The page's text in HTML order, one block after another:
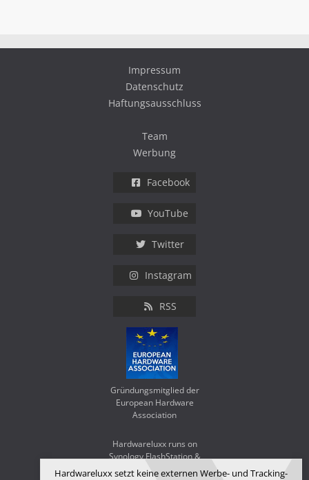
Hardwareluxx setzt keine externen Werbe- und Tracking-
Impressum
Datenschutz
Haftungsausschluss
Team
Werbung
Facebook
YouTube
Twitter
Instagram
RSS
Gründungsmitglied der
European Hardware
Association
Hardwareluxx runs on
Synology FlashStation &
WD Red SA500